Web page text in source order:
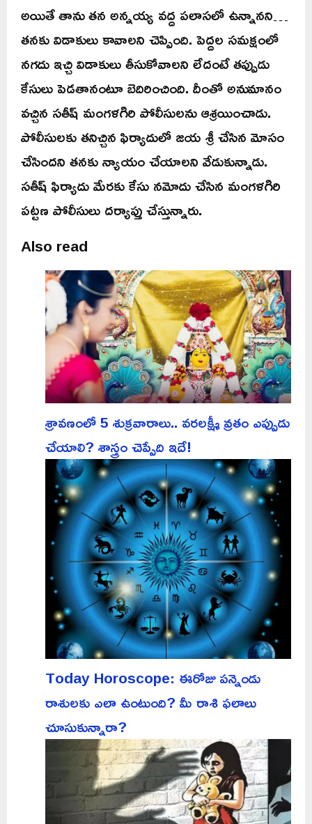
అయితే తాను తన అన్నయ్య వద్ద పలాసలో ఉన్నానని…
తనకు విడాకులు కావాలని చెప్పింది. పెద్దల సమక్షంలో
నగదు ఇచ్చి విడాకులు తీసుకోవాలని లేదంటే తప్పుడు
కేసులు పెడతానంటూ బెదిరించింది. దీంతో అనుమానం
వచ్చిన సతీష్ మంగళగిరి పోలీసులను ఆశ్రయించాడు.
పోలీసులకు తనిచ్చిన ఫిర్యాదులో జయ శ్రీ చేసిన మోసం
చేసిందని తనకు న్యాయం చేయాలని వేడుకున్నాడు.
సతీష్ ఫిర్యాదు మేరకు కేసు నమోదు చేసిన మంగళగిరి
పట్టణ పోలీసులు దర్యాప్తు చేస్తున్నారు.
Also read
శ్రావణంలో 5 శుక్రవారాలు.. వరలక్ష్మీ వ్రతం ఎప్పుడు
చేయాలి? శాస్త్రం చెప్పేది ఇదే!
Today Horoscope: ఈరోజు పన్నెండు
రాశులకు ఎలా ఉంటుంది? మీ రాశి ఫలాలు
చూసుకున్నారా?